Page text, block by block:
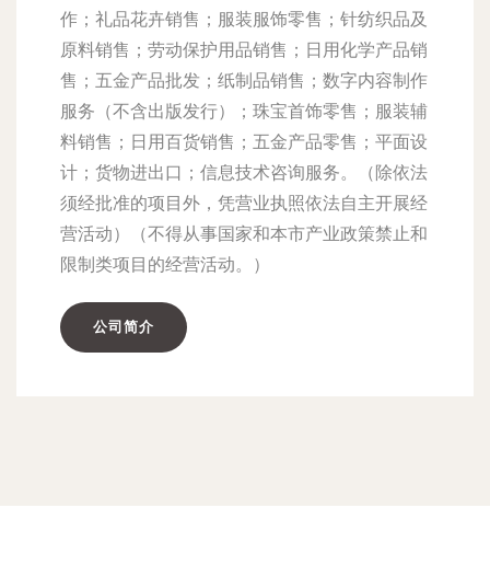
作；礼品花卉销售；服装服饰零售；针纺织品及
原料销售；劳动保护用品销售；日用化学产品销
售；五金产品批发；纸制品销售；数字内容制作
服务（不含出版发行）；珠宝首饰零售；服装辅
料销售；日用百货销售；五金产品零售；平面设
计；货物进出口；信息技术咨询服务。（除依法
须经批准的项目外，凭营业执照依法自主开展经
营活动）（不得从事国家和本市产业政策禁止和
限制类项目的经营活动。）
公司简介